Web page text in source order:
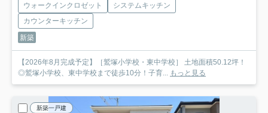
ウォークインクロゼット
システムキッチン
カウンターキッチン
新築
【2026年8月完成予定】［鷲塚小学校・東中学校］ 土地面積50.12坪！
◎鷲塚小学校、東中学校まで徒歩10分！子育...
もっと見る
新築一戸建